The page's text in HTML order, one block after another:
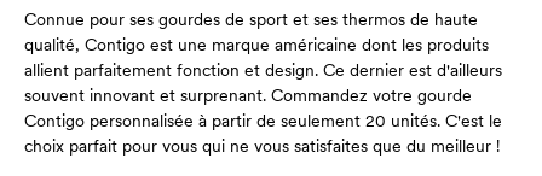
Connue pour ses gourdes de sport et ses thermos de haute
qualité, Contigo est une marque américaine dont les produits
allient parfaitement fonction et design. Ce dernier est d'ailleurs
souvent innovant et surprenant. Commandez votre gourde
Contigo personnalisée à partir de seulement 20 unités. C'est le
choix parfait pour vous qui ne vous satisfaites que du meilleur !